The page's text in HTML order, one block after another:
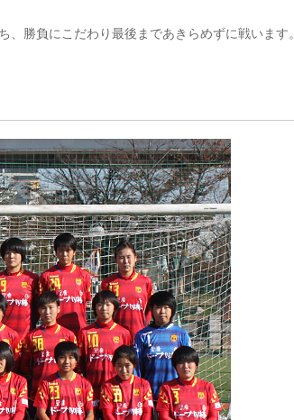
勝負にこだわり最後まであきらめずに戦います。